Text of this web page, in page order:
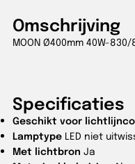
Omschrijving
MOON Ø400mm 40W-
Specificaties
Geschikt voor
Lamptype LED niet
Met lichtbron Ja